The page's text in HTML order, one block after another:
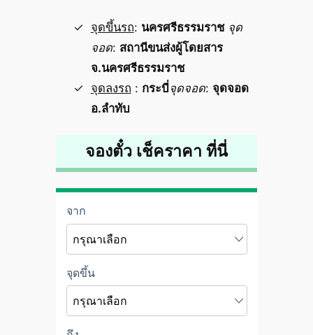
จุดขึ้นรถ: นครศรีธรรมราช จุด
จอด: สถานีขนส่งผู้โดยสาร
จ.นครศรีธรรมราช
จุดลงรถ : กระบี่ จุดจอด: จุดจอด
อ.ลำทับ
จองตั๋ว เช็คราคา ที่นี่